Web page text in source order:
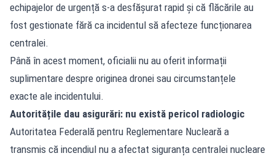
echipajelor de urgență s-a desfășurat rapid și că flăcările au
fost gestionate fără ca incidentul să afecteze funcționarea
centralei.
Până în acest moment, oficialii nu au oferit informații
suplimentare despre originea dronei sau circumstanțele
exacte ale incidentului.
Autoritățile dau asigurări: nu există pericol radiologic
Autoritatea Federală pentru Reglementare Nucleară a
transmis că incendiul nu a afectat siguranța centralei nucleare